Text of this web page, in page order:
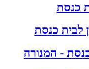
כנסת
לבית כנסת
- המנורה